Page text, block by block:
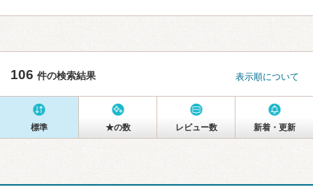
106 件の検索結果 表示順について
標準 ★の数 レビュー数 新着・更新